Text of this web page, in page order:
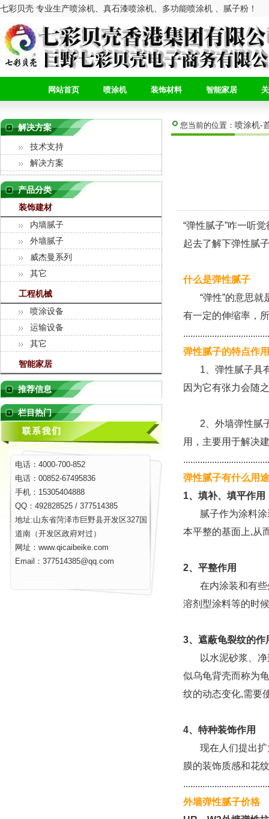
七彩贝壳 专业生产喷涂机、真石漆喷涂机、多功能喷涂机 、腻子粉！
网站首页 喷涂机 装饰材料 智能家居
解决方案
技术支持
解决方案
产品分类
装饰建材
内墙腻子
外墙腻子
威杰曼系列
其它
工程机械
喷涂设备
运输设备
其它
智能家居
推荐信息
栏目热门
电话：4000-700-852
电话：00852-67495836
手机：15305404888
QQ：492828525 / 377514385
地址:山东省菏泽市巨野县开发区327国
道南（开发区政府对过）
网址：www.qicaibeike.com
Email：377514385@qq.com
您当前的位置： 喷涂机-
“弹性腻子”咋一听
起去了解下弹性腻
什么是弹性腻子
“弹性”的意思就
有一定的伸缩率，
弹性腻子的特点作用
1、弹性腻子具有
因为它有张力会随
2、外墙弹性腻子
用，主要用于解决
弹性腻子有什么用途
1、填补、填平作用
腻子作为涂料涂
本平整的基面上,从
2、平整作用
在内涂装和有些
溶剂型涂料等的时
3、遮蔽龟裂纹的作
以水泥砂浆、净
似乌龟背壳而称为
纹的动态变化,需要
4、特种装饰作用
现在人们提出扩
膜的装饰质感和花
外墙弹性腻子价格